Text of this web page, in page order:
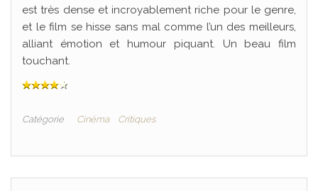
est très dense et incroyablement riche pour le genre,
et le film se hisse sans mal comme l’un des meilleurs,
alliant émotion et humour piquant. Un beau film
touchant.
Catégorie Cinéma Critiques